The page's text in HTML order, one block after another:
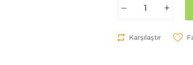
Karşılaştır